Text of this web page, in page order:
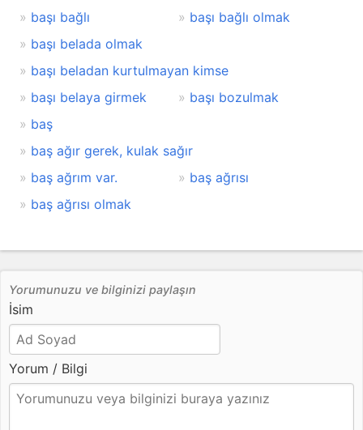
başı bağlı
başı bağlı olmak
başı belada olmak
başı beladan kurtulmayan kimse
başı belaya girmek
başı bozulmak
baş
baş ağır gerek, kulak sağır
baş ağrım var.
baş ağrısı
baş ağrısı olmak
Yorumunuzu ve bilginizi paylaşın
İsim
Yorum / Bilgi